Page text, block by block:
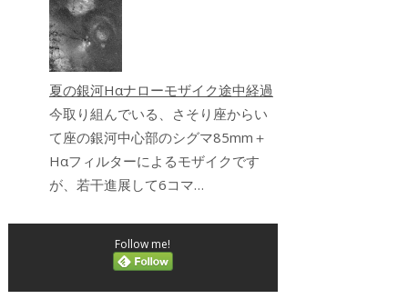
夏の銀河Hαナローモザイク途中経過
今取り組んでいる、さそり座からい
て座の銀河中心部のシグマ85mm＋
Hαフィルターによるモザイクです
が、若干進展して6コマ…
Follow me!